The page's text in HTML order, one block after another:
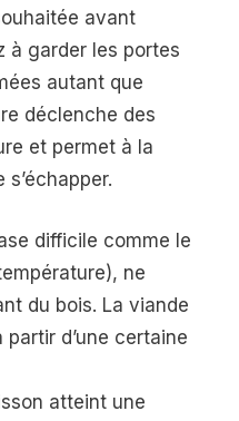
avant
à garder les portes
autant que
déclenche des
et permet à la
difficile comme le
ne
du bois. La viande
partir d’une certaine
atteint une